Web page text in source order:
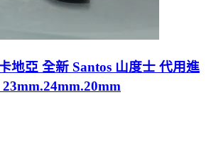
地亞 全新 Santos 山度士 代用進